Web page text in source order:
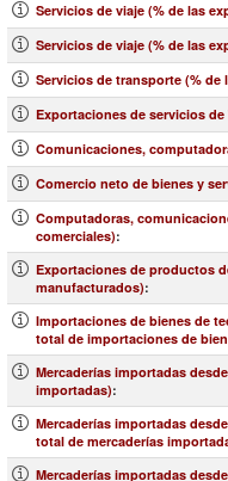
Servicios de viaje (% de las
Servicios de viaje (% de las
Servicios de transporte (% de
Exportaciones de servicios
Comunicaciones,
Comercio neto de bienes y
Computadoras,
comerciales):
Exportaciones de productos
manufacturados):
Importaciones de bienes de
total de importaciones de
Mercaderías importadas
importadas):
Mercaderías importadas
total de mercaderías
Mercaderías importadas